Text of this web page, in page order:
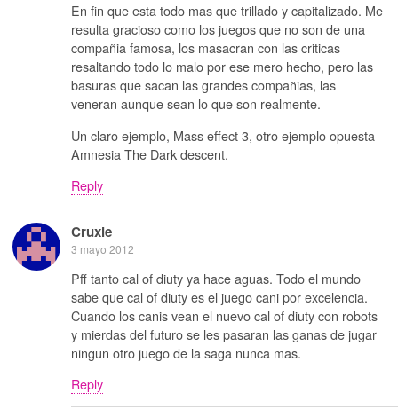
En fin que esta todo mas que trillado y capitalizado. Me
resulta gracioso como los juegos que no son de una
compañia famosa, los masacran con las criticas
resaltando todo lo malo por ese mero hecho, pero las
basuras que sacan las grandes compañias, las
veneran aunque sean lo que son realmente.
Un claro ejemplo, Mass effect 3, otro ejemplo opuesta
Amnesia The Dark descent.
Reply
Cruxie
3 mayo 2012
Pff tanto cal of diuty ya hace aguas. Todo el mundo
sabe que cal of diuty es el juego cani por excelencia.
Cuando los canis vean el nuevo cal of diuty con robots
y mierdas del futuro se les pasaran las ganas de jugar
ningun otro juego de la saga nunca mas.
Reply